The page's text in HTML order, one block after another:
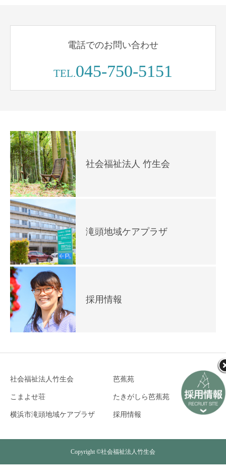
電話でのお問い合わせ
TEL.045-750-5151
社会福祉法人 竹生会
滝頭地域ケアプラザ
採用情報
社会福祉法人竹生会 芭蕉苑
こまよせ荘 たきがしら芭蕉苑
横浜市滝頭地域ケアプラザ 採用情報
Copyright ©社会福祉法人竹生会